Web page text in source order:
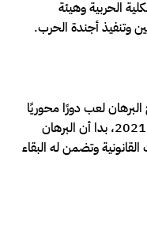
الحربية وهيئة
وتنفيذ أجندة الحرب.
لعب دورًا محوريًا
في هذا المخطط، فمنذ انقلاب 25 أكتوبر 2021، بدا أن البرهان
وتضمن له البقاء